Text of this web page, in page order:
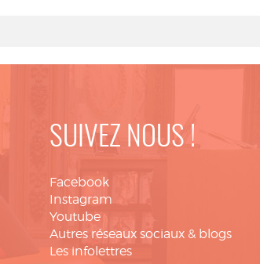
SUIVEZ NOUS !
Facebook
Instagram
Youtube
Autres réseaux sociaux & blogs
Les infolettres